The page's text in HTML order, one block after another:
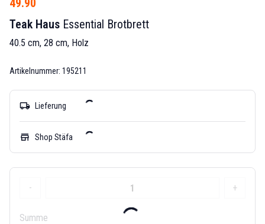
49.90
Teak Haus Essential Brotbrett
40.5 cm, 28 cm, Holz
Artikelnummer: 195211
local_shipping Lieferung
store Shop Stäfa
- +
Summe